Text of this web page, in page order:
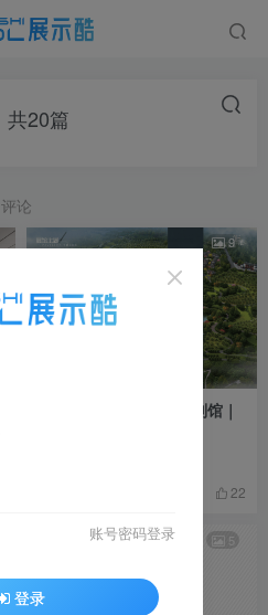
共20篇
评论
9
四川省遂宁市蓬溪县规划馆｜
22
5
账号密码登录
登录